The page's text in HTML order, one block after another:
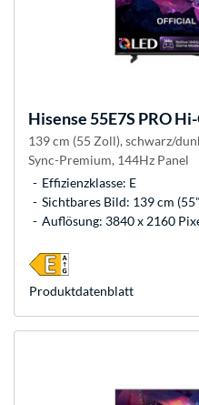
Hisense55E7S PRO
139 cm (55 Zoll), schwarz/
Sync-Premium, 144Hz Panel
Effizienzklasse: E
Sichtbares Bild: 139 cm
Auflösung: 3840 x 2160
Produkt­datenblatt